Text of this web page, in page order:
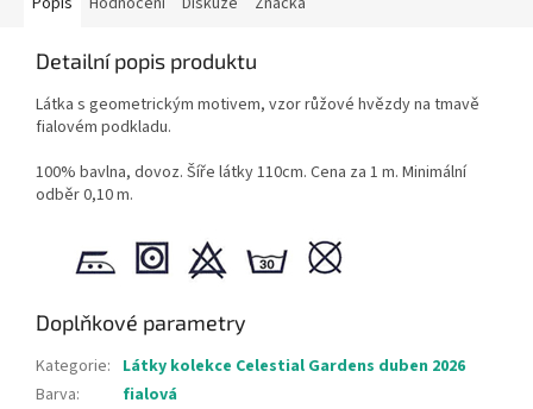
Detailní popis produktu
Látka s geometrickým motivem, vzor růžové hvězdy na tmavě
fialovém podkladu.
100% bavlna, dovoz. Šíře látky 110cm. Cena za 1 m. Minimální
odběr 0,10 m.
Doplňkové parametry
Kategorie: Látky kolekce Celestial Gardens duben 2026
Barva:
fialová